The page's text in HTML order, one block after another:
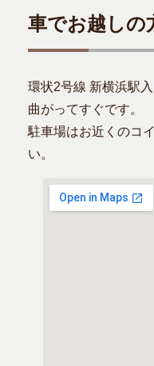
車でお越しの
環状2号線 新横浜駅
曲がってすぐです。
駐車場はお近くのコ
い。